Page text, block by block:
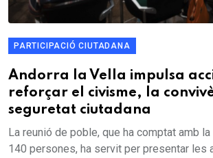
PARTICIPACIÓ CIUTADANA
Andorra la Vella impulsa
reforçar el civisme, la
seguretat ciutadana
La reunió de poble, que ha comptat amb
140 persones, ha servit per presentar les